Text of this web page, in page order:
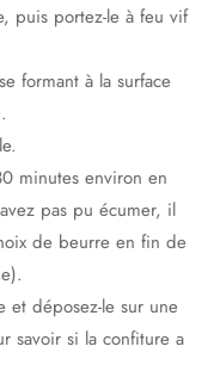
puis portez-le à feu vif
formant à la surface
minutes environ en
pas pu écumer, il
de beurre en fin de
et déposez-le sur une
savoir si la confiture a